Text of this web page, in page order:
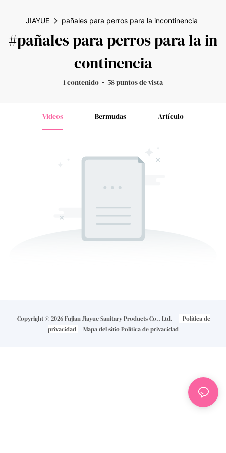
JIAYUE pañales para perros para la incontinencia
#pañales para perros para la in
continencia
1 contenido 58 puntos de vista
Videos Bermudas Artículo
Copyright © 2026 Fujian Jiayue Sanitary Products Co., Ltd. |
Política de
privacidad
Mapa del sitioPolítica de privacidad